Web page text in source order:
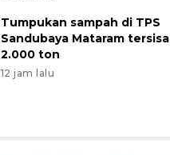
Tumpukan sampah di TPS
Sandubaya Mataram tersisa
2.000 ton
12 jam lalu